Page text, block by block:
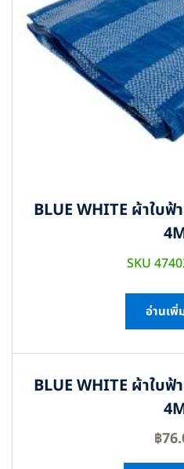
BLUE WHITE ผ้าใบฟ้
SKU
อ่านเพิ่
BLUE WHITE ผ้าใบฟ้
฿